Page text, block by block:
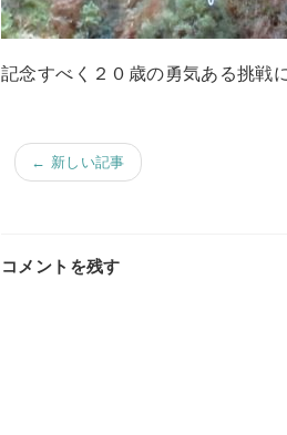
記念すべく２０歳の勇気ある挑戦
← 新しい記事
コメントを残す